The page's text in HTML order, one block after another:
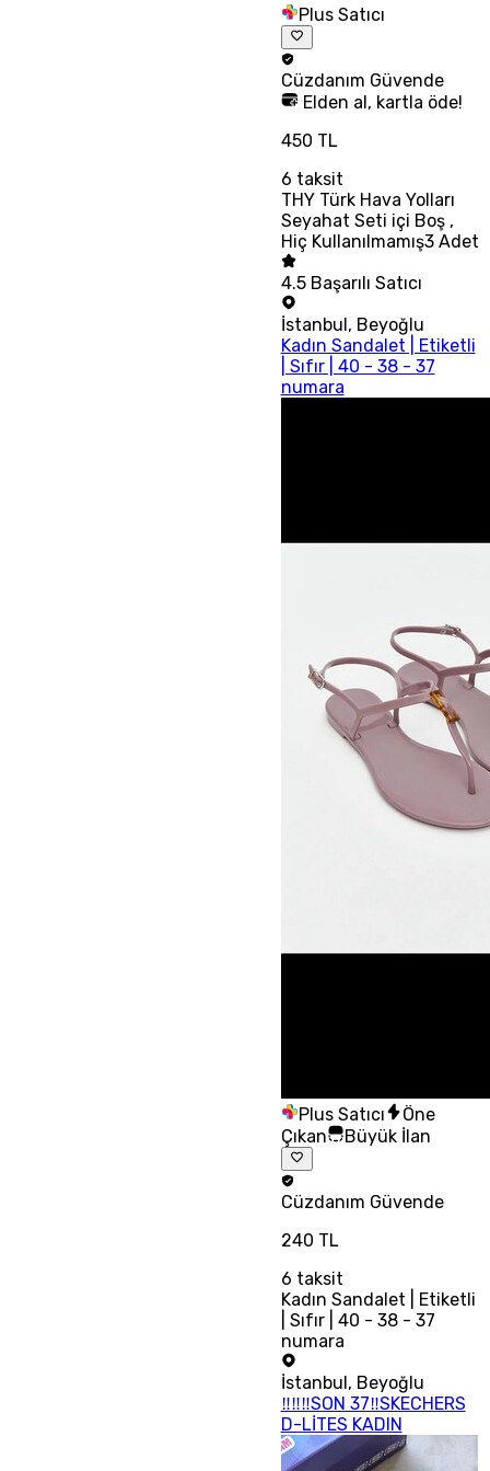
Plus Satıcı
Cüzdanım Güvende
Elden al, kartla öde!
450 TL
6 taksit
THY Türk Hava Yolları
Seyahat Seti içi Boş ,
Hiç Kullanılmamış3 Adet
4.5 Başarılı Satıcı
İstanbul, Beyoğlu
Kadın Sandalet | Etiketli
| Sıfır | 40 - 38 - 37
numara
Plus Satıcı
Öne
Çıkan
Büyük İlan
Cüzdanım Güvende
240 TL
6 taksit
Kadın Sandalet | Etiketli
| Sıfır | 40 - 38 - 37
numara
İstanbul , Beyoğlu
‼‼‼SON 37‼SKECHERS
D-LİTES KADIN